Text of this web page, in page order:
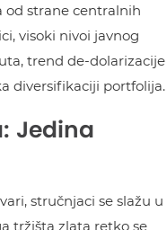
strane centralnih
visoki nivoi javnog
trend de-dolarizacije
diversifikaciji portfolija.
Jedina
stručnjaci se slažu u
tržišta zlata retko se